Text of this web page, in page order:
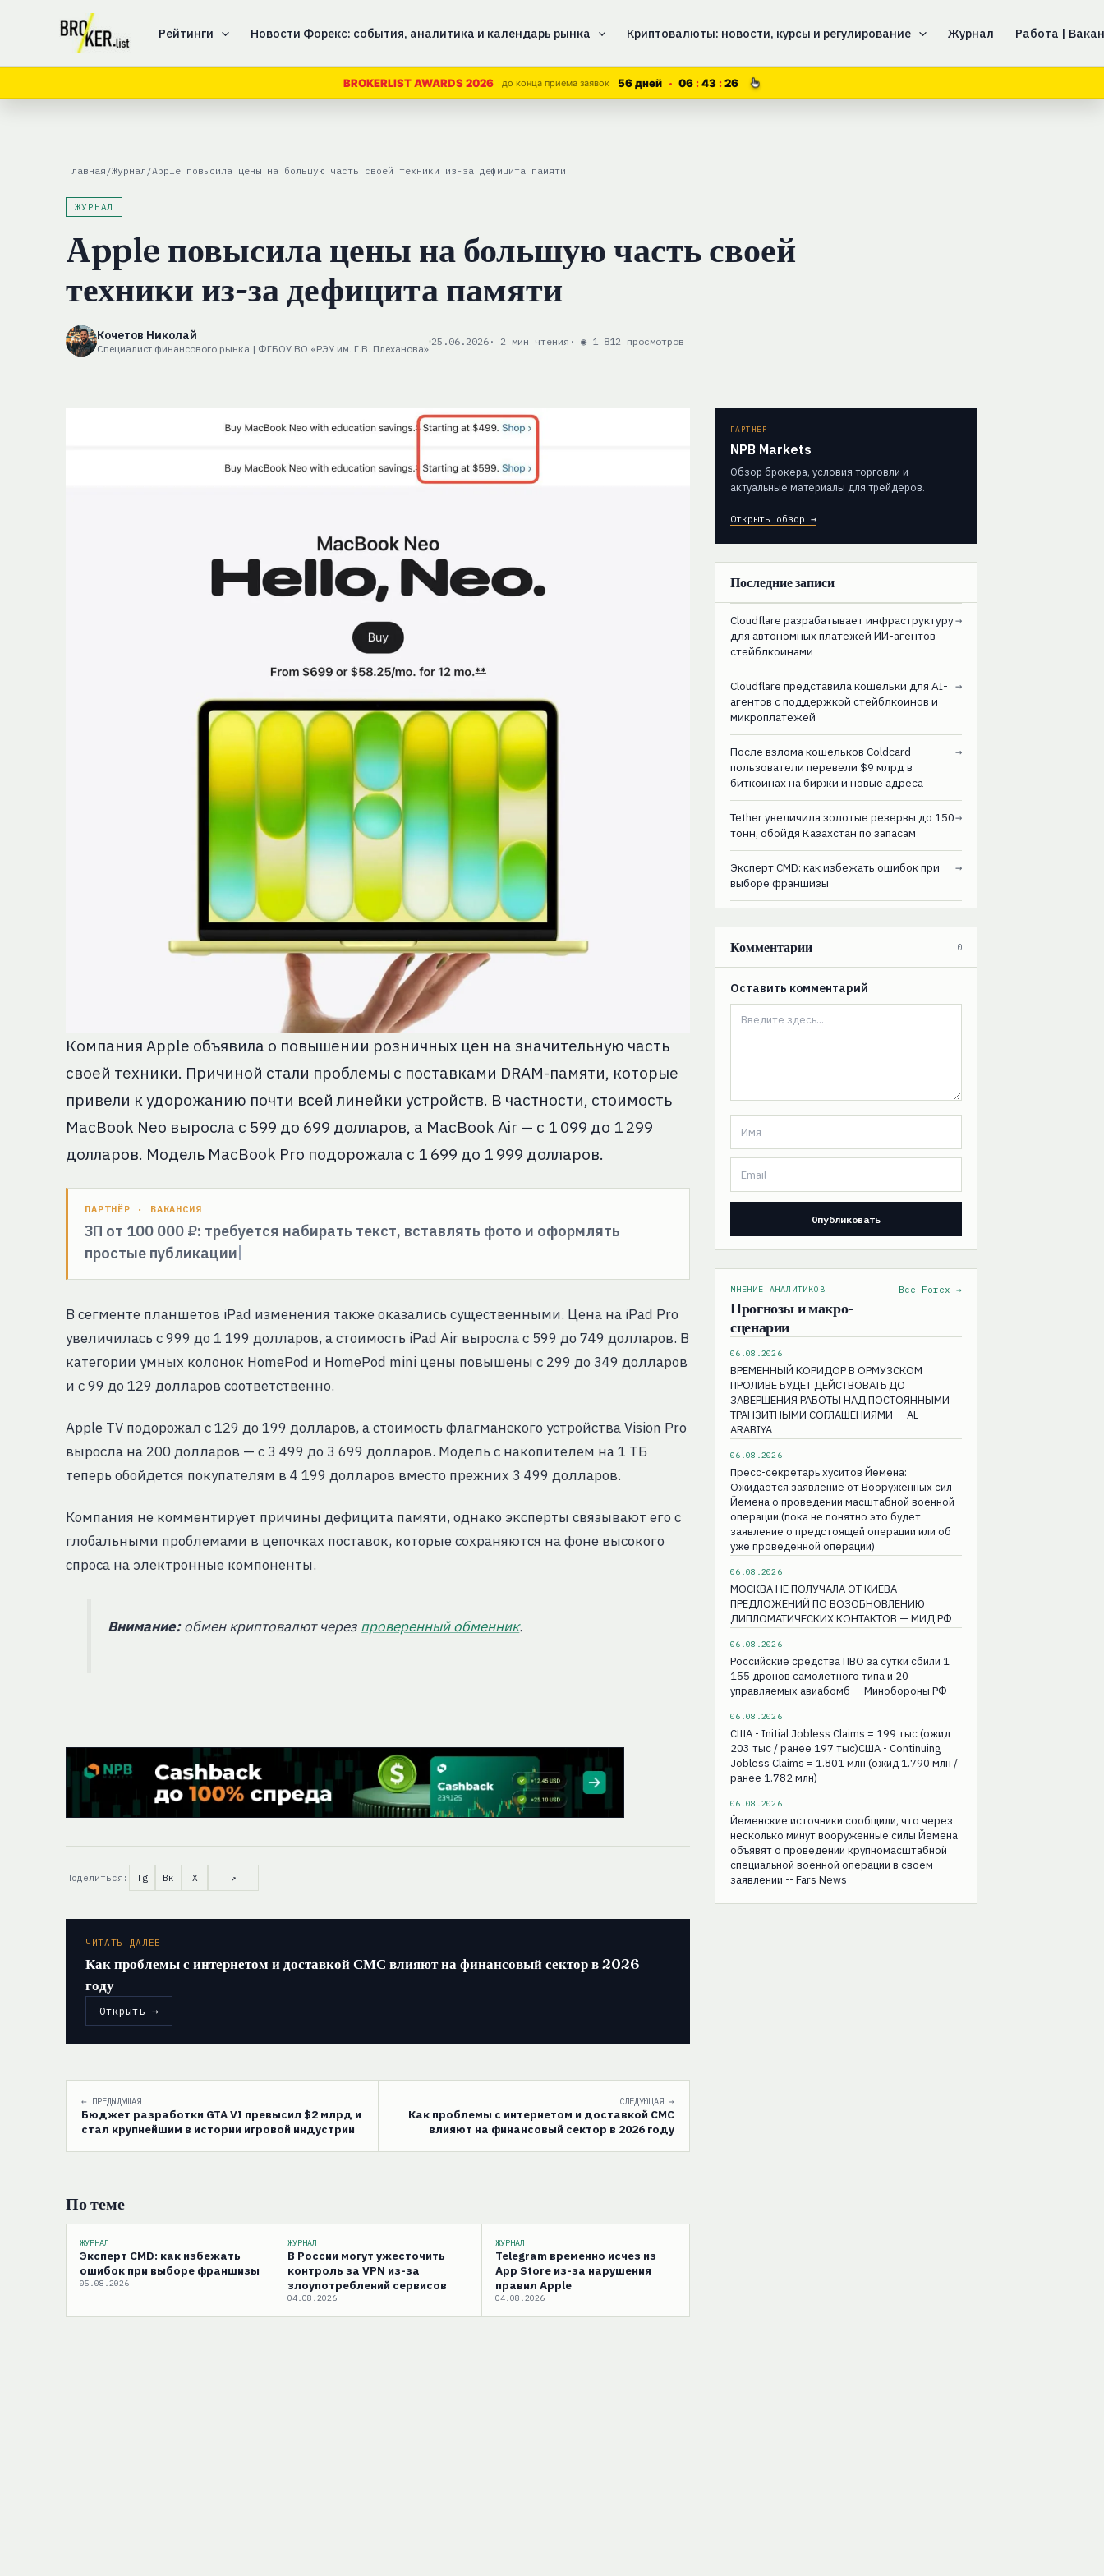
содержимому
Рейтинги Новости Форекс: события, аналитика и календарь рынка Криптовалюты: новости, курсы и регулирование Журнал Работа |
BROKERLIST AWARDS 2026 до конца приема заявок 56 дней 06 43 25
Главная /Журнал /Apple повысила цены на большую часть своей техники из-за дефицита памяти
ЖУРНАЛ
Apple повысила цены на большую часть своей
техники из-за дефицита памяти
Кочетов Николай
Специалист финансового рынка | ФГБОУ ВО «РЭУ им. Г.В. Плеханова»
25.06.2026 · 2 мин чтения · ◉ 1 812 просмотров
Компания Apple объявила о повышении розничных цен на значительную часть
своей техники. Причиной стали проблемы с поставками DRAM-памяти, которые
привели к удорожанию почти всей линейки устройств. В частности, стоимость
MacBook Neo выросла с 599 до 699 долларов, а MacBook Air — с 1 099 до 1 299
долларов. Модель MacBook Pro подорожала с 1 699 до 1 999 долларов.
ПАРТНЁР · ВАКАНСИЯ
ЗП от 100 000 ₽: требуется набирать текст, вставлять фото и оформлять
простые публикации
В сегменте планшетов iPad изменения также оказались существенными. Цена на iPad Pro
увеличилась с 999 до 1 199 долларов, а стоимость iPad Air выросла с 599 до 749 долларов. В
категории умных колонок HomePod и HomePod mini цены повышены с 299 до 349 долларов
и с 99 до 129 долларов соответственно.
Apple TV подорожал с 129 до 199 долларов, а стоимость флагманского устройства Vision Pro
выросла на 200 долларов — с 3 499 до 3 699 долларов. Модель с накопителем на 1 ТБ
теперь обойдется покупателям в 4 199 долларов вместо прежних 3 499 долларов.
Компания не комментирует причины дефицита памяти, однако эксперты связывают его с
глобальными проблемами в цепочках поставок, которые сохраняются на фоне высокого
спроса на электронные компоненты.
Внимание:обмен криптовалют через проверенный обменник.
Поделиться: Tg Вк X ↗
ЧИТАТЬ ДАЛЕЕ
Как проблемы с интернетом и доставкой СМС влияют на финансовый сектор в 2026
году
Открыть →
← ПРЕДЫДУЩАЯ
Бюджет разработки GTA VI превысил $2 млрд и
стал крупнейшим в истории игровой индустрии
СЛЕДУЮЩАЯ →
Как проблемы с интернетом и доставкой СМС
влияют на финансовый сектор в 2026 году
По теме
ЖУРНАЛ
Эксперт CMD: как избежать
ошибок при выборе франшизы
05.08.2026
ЖУРНАЛ
В России могут ужесточить
контроль за VPN из-за
злоупотреблений сервисов
04.08.2026
ЖУРНАЛ
Telegram временно исчез из
App Store из-за нарушения
правил Apple
04.08.2026
ПАРТНЁР
NPB Markets
Обзор брокера, условия торговли и
актуальные материалы для трейдеров.
Открыть обзор →
Последние записи
Cloudflare разрабатывает инфраструктуру
для автономных платежей ИИ-агентов
стейблкоинами
→
Cloudflare представила кошельки для AI-
агентов с поддержкой стейблкоинов и
микроплатежей
→
После взлома кошельков Coldcard
пользователи перевели $9 млрд в
биткоинах на биржи и новые адреса
→
Tether увеличила золотые резервы до 150
тонн, обойдя Казахстан по запасам
→
Эксперт CMD: как избежать ошибок при
выборе франшизы
→
Комментарии 0
Оставить комментарий
МНЕНИЕ АНАЛИТИКОВ
Прогнозы и макро-
сценарии
Все Forex →
06.08.2026
ВРЕМЕННЫЙ КОРИДОР В ОРМУЗСКОМ
ПРОЛИВЕ БУДЕТ ДЕЙСТВОВАТЬ ДО
ЗАВЕРШЕНИЯ РАБОТЫ НАД ПОСТОЯННЫМИ
ТРАНЗИТНЫМИ СОГЛАШЕНИЯМИ — AL
ARABIYA
06.08.2026
Пресс-секретарь хуситов Йемена:
Ожидается заявление от Вооруженных сил
Йемена о проведении масштабной военной
операции.(пока не понятно это будет
заявление о предстоящей операции или об
уже проведенной операции)
06.08.2026
МОСКВА НЕ ПОЛУЧАЛА ОТ КИЕВА
ПРЕДЛОЖЕНИЙ ПО ВОЗОБНОВЛЕНИЮ
ДИПЛОМАТИЧЕСКИХ КОНТАКТОВ — МИД РФ
06.08.2026
Российские средства ПВО за сутки сбили 1
155 дронов самолетного типа и 20
управляемых авиабомб — Минобороны РФ
06.08.2026
США - Initial Jobless Claims = 199 тыс (ожид
203 тыс / ранее 197 тыс)США - Continuing
Jobless Claims = 1.801 млн (ожид 1.790 млн /
ранее 1.782 млн)
06.08.2026
Йеменские источники сообщили, что через
несколько минут вооруженные силы Йемена
объявят о проведении крупномасштабной
специальной военной операции в своем
заявлении -- Fars News